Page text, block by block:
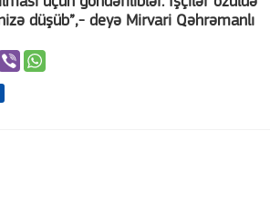
düşüb”,- deyə Mirvari Qəhrəmanlı